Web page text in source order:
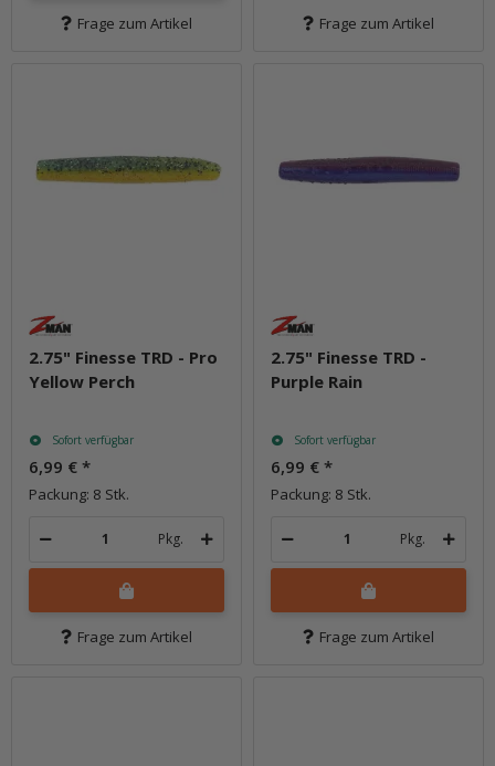
Frage zum Artikel Frage zum Artikel
2.75" Finesse TRD - Pro
Yellow Perch
Sofort verfügbar
6,99 € *
Packung: 8 Stk.
Pkg.
Frage zum Artikel
2.75" Finesse TRD -
Purple Rain
Sofort verfügbar
6,99 € *
Packung: 8 Stk.
Pkg.
Frage zum Artikel